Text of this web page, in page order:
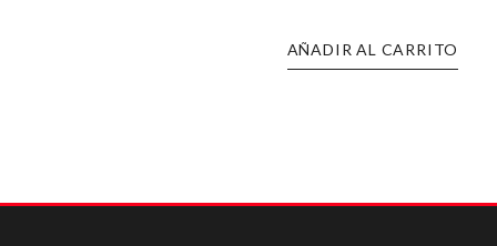
AÑADIR AL CARRITO